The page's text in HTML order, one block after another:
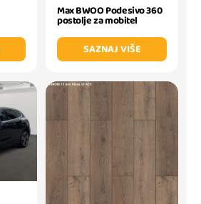
Max BWOO Podesivo 360
postolje za mobitel
SAZNAJ VIŠE